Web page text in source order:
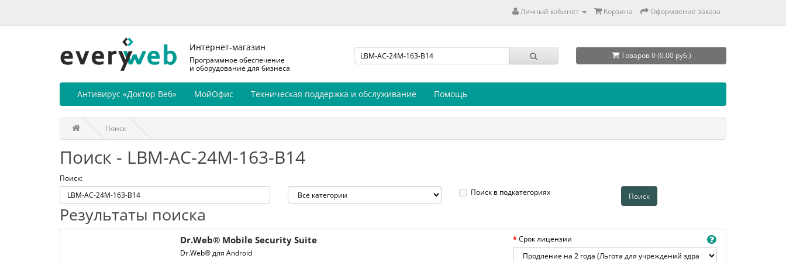
Личный кабинет Корзина Оформление заказа
Интернет-магазин
Программное обеспечение
и оборудование для бизнеса
Товаров 0 (0.00 руб.)
Антивирус «Доктор Веб» МойОфис Техническая поддержка и обслуживание Помощь
Поиск
Поиск - LBM-AC-24M-163-B14
Поиск:
Поиск в подкатегориях
Результаты поиска
Dr.Web® Mobile Security Suite
Dr.Web® для Android
Срок лицензии